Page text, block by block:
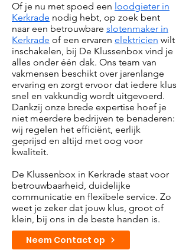
Of je nu met spoed een loodgieter in
Kerkrade nodig hebt, op zoek bent
naar een betrouwbare slotenmaker in
Kerkrade of een ervaren elektricien wilt
inschakelen, bij De Klussenbox vind je
alles onder één dak. Ons team van
vakmensen beschikt over jarenlange
ervaring en zorgt ervoor dat iedere klus
snel en vakkundig wordt uitgevoerd.
Dankzij onze brede expertise hoef je
niet meerdere bedrijven te benaderen:
wij regelen het efficiënt, eerlijk
geprijsd en altijd met oog voor
kwaliteit.
De Klussenbox in Kerkrade staat voor
betrouwbaarheid, duidelijke
communicatie en flexibele service. Zo
weet je zeker dat jouw klus, groot of
klein, bij ons in de beste handen is.
Neem Contact op